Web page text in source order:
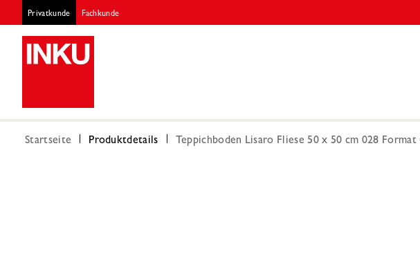
Privatkunde Fachkunde
Startseite Produktdetails Teppichboden Lisaro Fliese 50 x 50 cm 028